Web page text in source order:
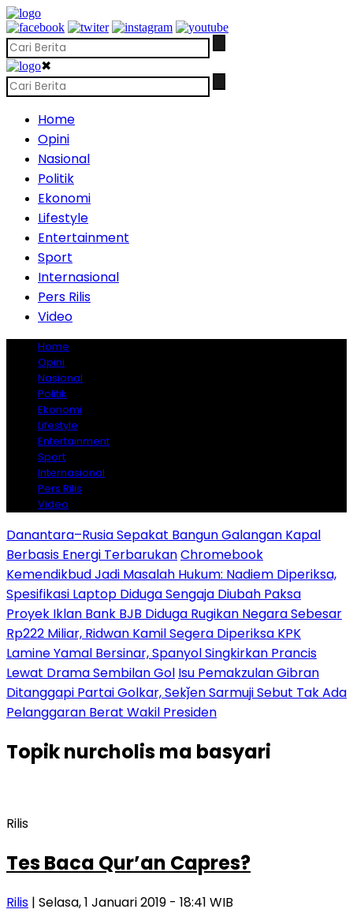
✖
Home
Opini
Nasional
Politik
Ekonomi
Lifestyle
Entertainment
Sport
Internasional
Pers Rilis
Video
Home
Opini
Nasional
Politik
Ekonomi
Lifestyle
Entertainment
Sport
Internasional
Pers Rilis
Video
Danantara–Rusia Sepakat Bangun Galangan Kapal
Berbasis Energi TerbarukanChromebook
Kemendikbud Jadi Masalah Hukum: Nadiem Diperiksa,
Spesifikasi Laptop Diduga Sengaja Diubah Paksa
Proyek Iklan Bank BJB Diduga Rugikan Negara Sebesar
Rp222 Miliar, Ridwan Kamil Segera Diperiksa KPK
Lamine Yamal Bersinar, Spanyol Singkirkan Prancis
Lewat Drama Sembilan Gol Isu Pemakzulan Gibran
Ditanggapi Partai Golkar, Sekǰen Sarmuji Sebut Tak Ada
Pelanggaran Berat Wakil Presiden
Topiknurcholis ma basyari
Rilis
Tes Baca Qur’an Capres?
Rilis | Selasa, 1 Januari 2019 - 18:41 WIB